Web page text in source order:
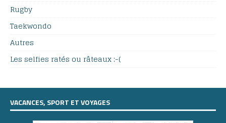
Rugby
Taekwondo
Autres
Les selfies ratés ou râteaux :-(
VACANCES, SPORT ET VOYAGES